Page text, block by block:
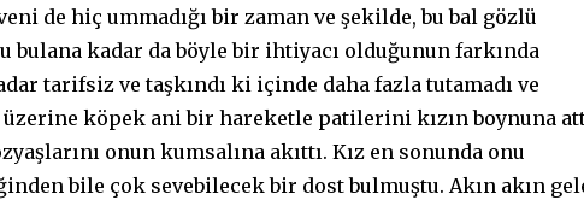
de hiç ummadığı bir zaman ve şekilde, bu bal gözlü
bulana kadar da böyle bir ihtiyacı olduğunun farkında
tarifsiz ve taşkındı ki içinde daha fazla tutamadı ve
köpek ani bir hareketle patilerini kızın boynuna
onun kumsalına akıttı. Kız en sonunda onu
bile çok sevebilecek bir dost bulmuştu. Akın akın